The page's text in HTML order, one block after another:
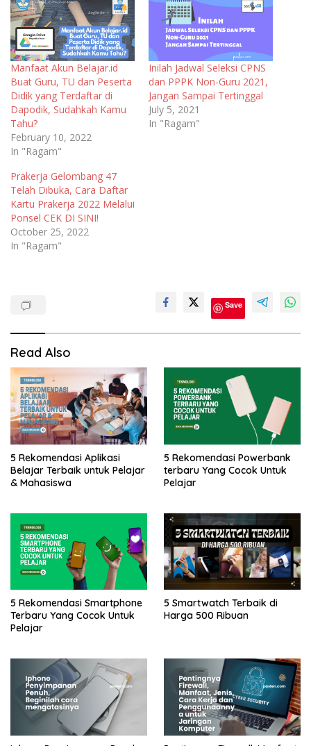
Manfaat Akun Belajar.id
Buat Guru, TU dan Peserta
Didik yang Terdaftar di
Dapodik, Sudahkah Kamu
Tahu?
February 10, 2022
In "Ragam"
Inilah Jadwal Seleksi CPNS
dan PPPK Non-Guru 2021,
Jangan Sampai Tertinggal
July 5, 2021
In "Ragam"
Prakerja Gelombang 47
Telah Dibuka, Cara Daftar
Kartu Prakerja 2022 Melalui
Ponsel CEK DI SINI!
October 25, 2022
In "Ragam"
Save
Read Also
5 Rekomendasi Aplikasi
Belajar Terbaik untuk Pelajar
& Mahasiswa
5 Rekomendasi Powerbank
terbaru Yang Cocok Untuk
Pelajar
5 Rekomendasi Smartphone
Terbaru Yang Cocok Untuk
Pelajar
5 Smartwatch Terbaik di
Harga 500 Ribuan